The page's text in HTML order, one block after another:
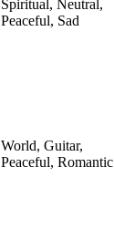
Spiritual, Neutral,
Peaceful, Sad
World, Guitar,
Peaceful, Romantic